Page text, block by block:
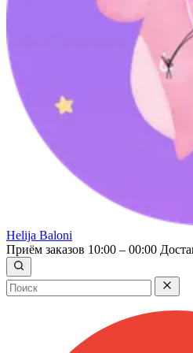
Helija Baloni
Приём заказов 10:00 – 00:00